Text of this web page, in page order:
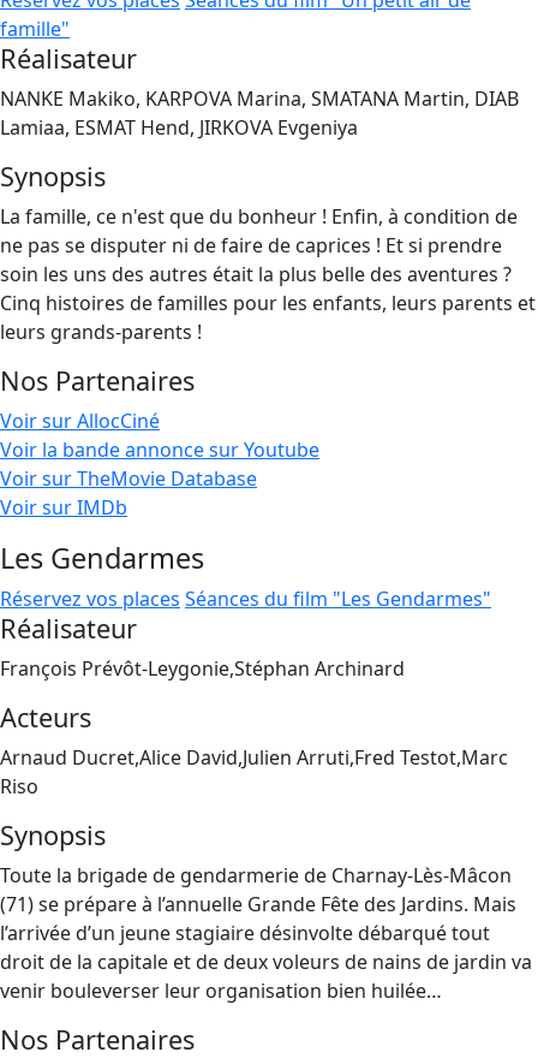
famille"
Réalisateur
NANKE Makiko, KARPOVA Marina, SMATANA Martin, DIAB
Lamiaa, ESMAT Hend, JIRKOVA Evgeniya
Synopsis
La famille, ce n'est que du bonheur ! Enfin, à condition de
ne pas se disputer ni de faire de caprices ! Et si prendre
soin les uns des autres était la plus belle des aventures ?
Cinq histoires de familles pour les enfants, leurs parents et
leurs grands-parents !
Nos Partenaires
Voir sur AllocCiné
Voir la bande annonce sur Youtube
Voir sur TheMovie Database
Voir sur IMDb
Les Gendarmes
Réservez vos places Séances du film "Les Gendarmes"
Réalisateur
François Prévôt-Leygonie,Stéphan Archinard
Acteurs
Arnaud Ducret,Alice David,Julien Arruti,Fred Testot,Marc
Riso
Synopsis
Toute la brigade de gendarmerie de Charnay-Lès-Mâcon
(71) se prépare à l’annuelle Grande Fête des Jardins. Mais
l’arrivée d’un jeune stagiaire désinvolte débarqué tout
droit de la capitale et de deux voleurs de nains de jardin va
venir bouleverser leur organisation bien huilée…
Nos Partenaires